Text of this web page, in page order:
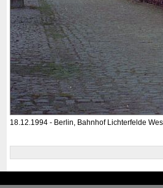
18.12.1994 - Berlin, Bahnhof Lichterfelde